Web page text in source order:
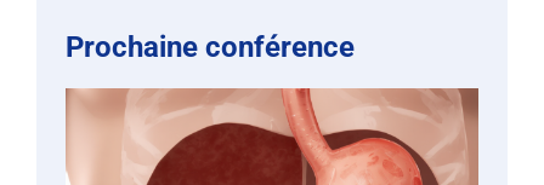
Prochaine conférence